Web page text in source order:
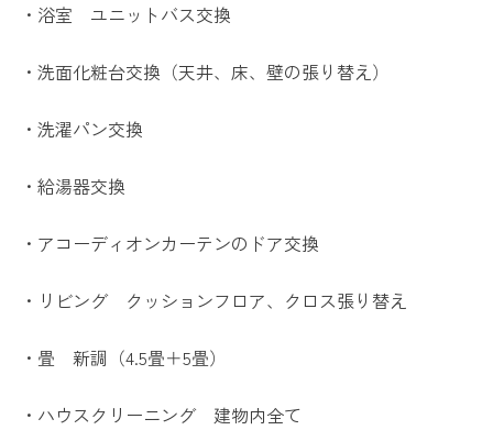
・浴室 ユニットバス交換
・洗面化粧台交換 （天井、床、壁の張り替え）
・洗濯パン交換
・給湯器交換
・アコーディオンカーテンのドア交換
・リビング クッションフロア、クロス張り替え
・畳 新調（4.5畳＋5畳）
・ハウスクリーニング建物内全て